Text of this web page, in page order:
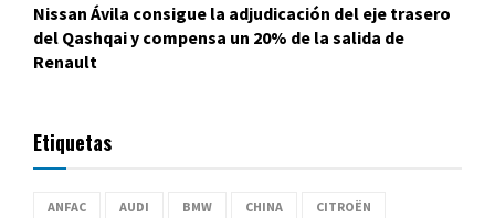
Nissan Ávila consigue la adjudicación del eje trasero
del Qashqai y compensa un 20% de la salida de
Renault
Etiquetas
ANFAC AUDI BMW CHINA CITROËN